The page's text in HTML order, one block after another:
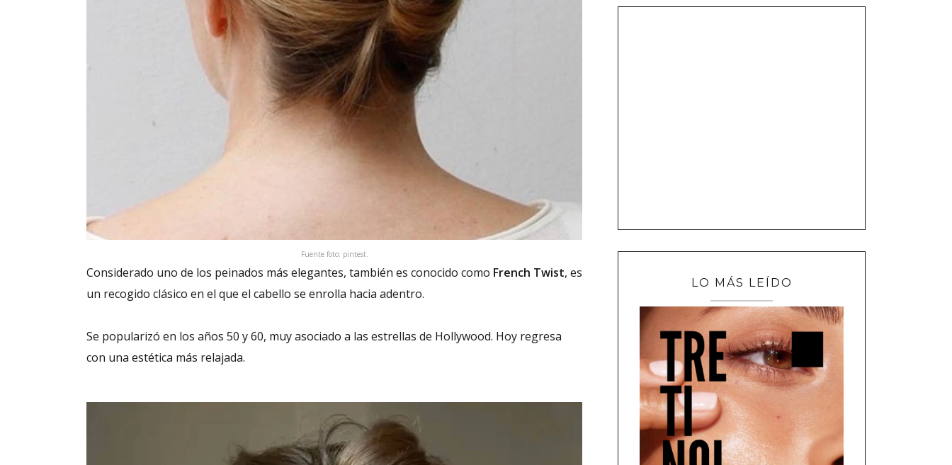
Fuente foto: pintest.
Considerado uno de los peinados más elegantes, también es conocido como French Twist, es
un recogido clásico en el que el cabello se enrolla hacia adentro.
Se popularizó en los años 50 y 60, muy asociado a las estrellas de Hollywood. Hoy regresa
con una estética más relajada.
LO MÁS LEÍDO